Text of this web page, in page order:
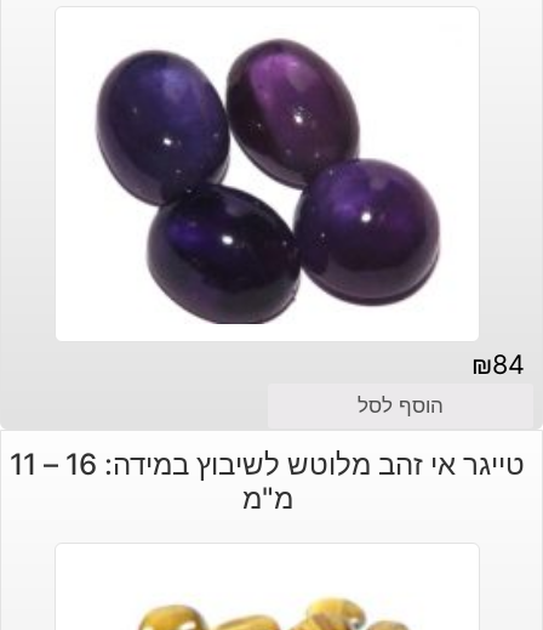
₪84
הוסף לסל
טייגר אי זהב מלוטש לשיבוץ במידה: 16 – 11
מ"מ